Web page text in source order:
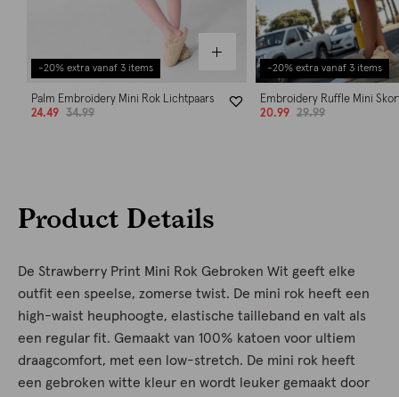
-20% extra vanaf 3 items
Palm Embroidery Mini Rok Lichtpaars
24.49
34.99
-20% extra vanaf 3 items
Embroidery Ruffle Mini
20.99
29.99
Product Details
De Strawberry Print Mini Rok Gebroken Wit geeft elke
outfit een speelse, zomerse twist. De mini rok heeft een
high-waist heuphoogte, elastische tailleband en valt als
een regular fit. Gemaakt van 100% katoen voor ultiem
draagcomfort, met een low-stretch. De mini rok heeft
een gebroken witte kleur en wordt leuker gemaakt door